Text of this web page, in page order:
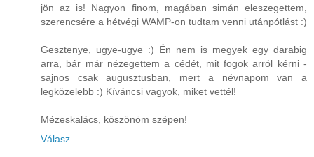
jön az is! Nagyon finom, magában simán eleszegettem,
szerencsére a hétvégi WAMP-on tudtam venni utánpótlást :)
Gesztenye, ugye-ugye :) Én nem is megyek egy darabig
arra, bár már nézegettem a cédét, mit fogok arról kérni -
sajnos csak augusztusban, mert a névnapom van a
legközelebb :) Kíváncsi vagyok, miket vettél!
Mézeskalács, köszönöm szépen!
Válasz